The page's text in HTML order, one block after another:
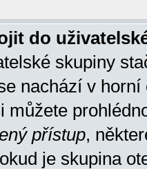
do
skupiny
nachází v horní
můžete
přístup,
je skupina